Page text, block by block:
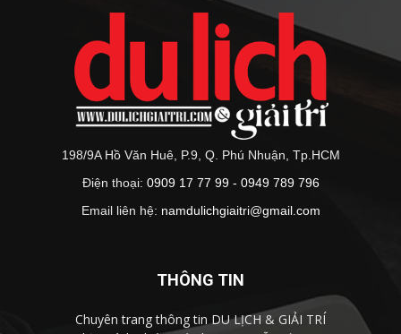
198/9A Hồ Văn Huê, P.9, Q. Phú Nhuận, Tp.HCM
Điện thoại: 0909 17 77 99 - 0949 789 796
Email liên hệ: namdulichgiaitri@gmail.com
THÔNG TIN
Chuyên trang thông tin DU LỊCH & GIẢI TRÍ